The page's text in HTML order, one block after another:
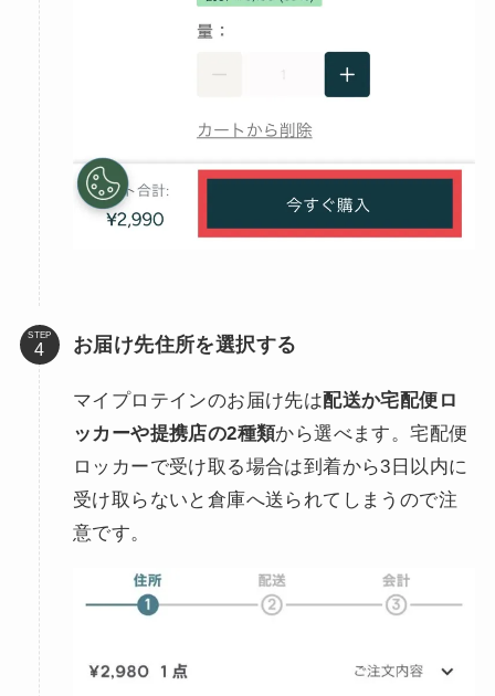
STEP お届け先住所を選択する
マイプロテインのお届け先は配送か宅配便ロ
ッカーや提携店の2種類から選べます。宅配便
ロッカーで受け取る場合は到着から3日以内に
受け取らないと倉庫へ送られてしまうので注
意です。